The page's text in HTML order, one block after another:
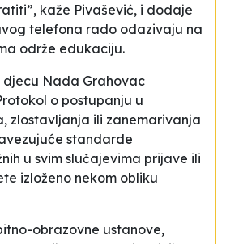
kaže Pivašević, i dodaje
telefona rado odazivaju na
održe edukaciju.
djecu Nada Grahovac
o postupanju u
zlostavljanja ili zanemarivanja
standarde
u svim slučajevima prijave ili
izloženo nekom obliku
obrazovne ustanove,